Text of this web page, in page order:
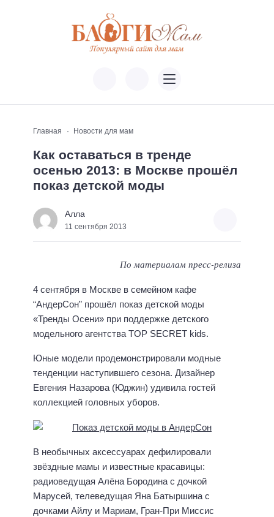
Главная Новости для мам
Как оставаться в тренде
осенью 2013: в Москве прошёл
показ детской моды
Алла
11 сентября 2013
По материалам пресс-релиза
4 сентября в Москве в семейном кафе
“АндерСон” прошёл показ детской моды
«Тренды Осени» при поддержке детского
модельного агентства TOP SECRET kids.
Юные модели продемонстрировали модные
тенденции наступившего сезона. Дизайнер
Евгения Назарова (Юджин) удивила гостей
коллекцией головных уборов.
В необычных аксессуарах дефилировали
звёздные мамы и известные красавицы:
радиоведущая Алёна Бородина с дочкой
Марусей, телеведущая Яна Батыршина с
дочками Айлу и Мариам, Гран-При Миссис